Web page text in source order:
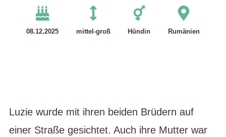
08.12.2025 mittel-groß Hündin Rumänien
Luzie wurde mit ihren beiden Brüdern auf
einer Straße gesichtet. Auch ihre Mutter war